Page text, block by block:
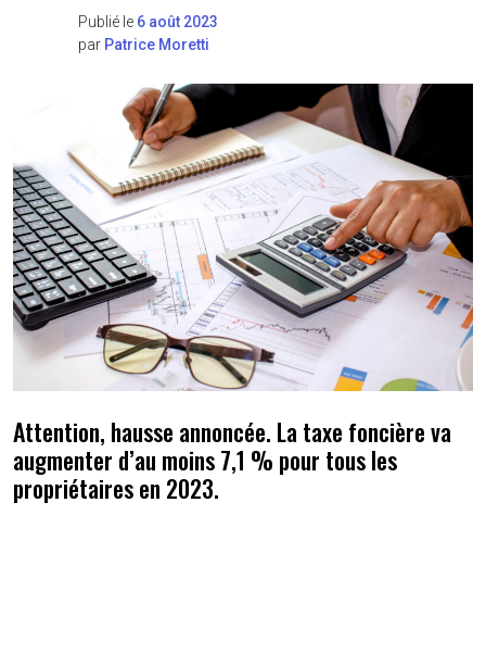
Publié le 6 août 2023
par Patrice Moretti
Attention, hausse annoncée. La taxe foncière va
augmenter d’au moins 7,1 % pour tous les
propriétaires en 2023.